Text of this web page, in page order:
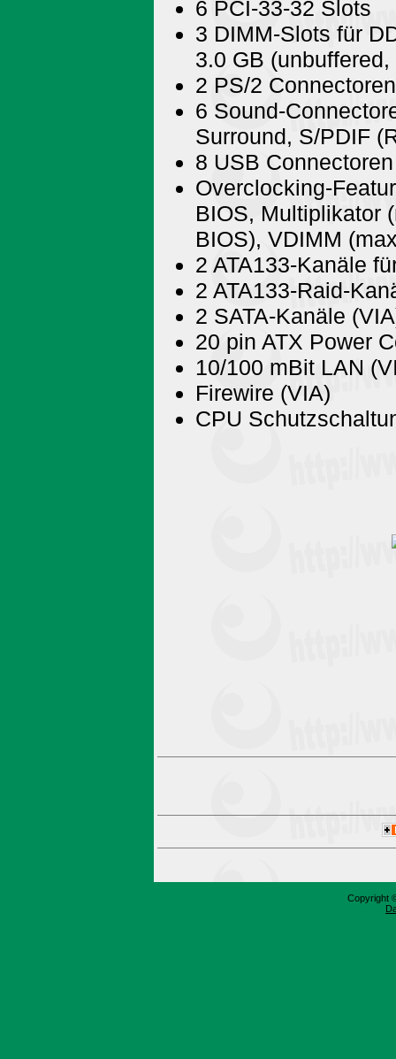
6 PCI-33-32 Slots
3 DIMM-Slots für
3.0 GB
2 PS/2 Connectoren
6 Sound-
Surround, S/PDIF
8 USB
Overclocking-
BIOS, Multiplikator
BIOS), VDIMM
2 ATA133-Kanäle
2 ATA133-Raid-
2 SATA-Kanäle
20 pin ATX Power
10/100 mBit LAN
Firewire (VIA)
CPU
Copyright